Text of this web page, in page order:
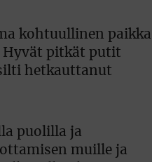
kohtuullinen paikka
Hyvät pitkät putit
hetkauttanut
puolilla ja
muille ja